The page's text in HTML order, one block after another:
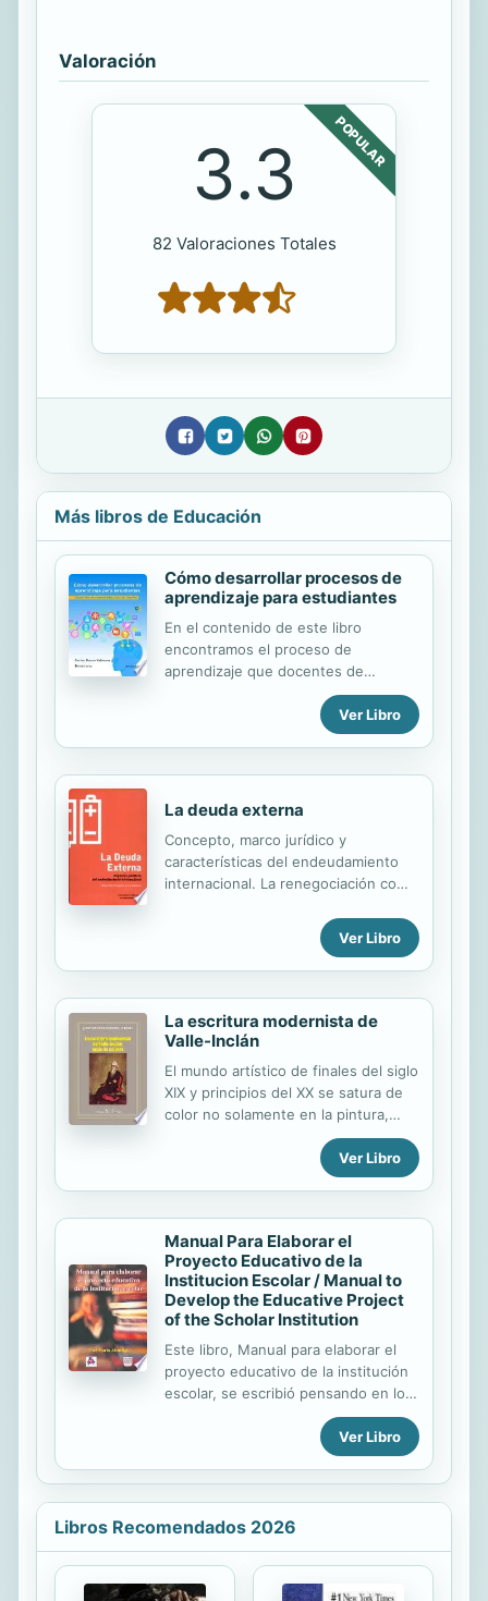
Valoración
POPULAR
3.3
82 Valoraciones Totales
Más libros de Educación
Cómo desarrollar procesos de
aprendizaje para estudiantes
En el contenido de este libro
encontramos el proceso de
aprendizaje que docentes de
Administración de Empresas de la
Universidad Santo Tomás de Bogotá
(Colombia) han estado desarrollando
responder a las tendencias de la
Educación Superior del siglo XXI. La
descubrir la manera en que somos
capaces de despertar y potenciar en
los estudiantes aquellas capacidades
llevar a cabo una autoformación bien
dirigida o guiada. De igual forma,
descubrir y poner en marcha la
formación práctica necesaria,...
Ver Libro
La deuda externa
Concepto, marco jurídico y
características del endeudamiento
internacional. La renegociación como
Ver Libro
La escritura modernista de
Valle-Inclán
El mundo artístico de finales del siglo
XIX y principios del XX se satura de
color no solamente en la pintura,
sino también en la literatura. De
hecho, una de las principales críticas
y oposiciones que se realiza a la
en cómo la presencia del cromatismo
supone la rotura de una serie de
convenciones firmemente
establecidas en los discursos
literarios sustentados por el
clasicismo retórico. Esa revolución
expresiva puede condensarse en la
fórmula "orgía de colores",
compartida por Rubén Darío y don
Ramón del Valle-Inclán y puesta en
Ver Libro
Manual Para Elaborar el
Proyecto Educativo de la
Institucion Escolar / Manual to
Develop the Educative Project
of the Scholar Institution
Este libro, Manual para elaborar el
proyecto educativo de la institución
escolar, se escribió pensando en los
educadores, tanto maestros como
directivos; pretende ser una ayuda
en el proceso de la elaboración del
proyecto educativo de la institución
escolar; el cual es aplicable, ya sea
en su totalidad o en partes en los
secundaria y a nivel medio superior.
Se ha buscado dotarles de un
Ver Libro
Libros Recomendados 2026